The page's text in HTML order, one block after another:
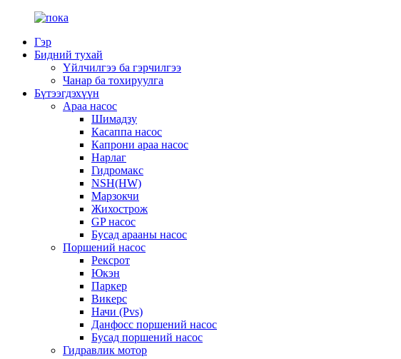
Гэр
Бидний тухай
Үйлчилгээ ба гэрчилгээ
Чанар ба тохируулга
Бүтээгдэхүүн
Араа насос
Шимадзу
Касаппа насос
Капрони араа насос
Нарлаг
Гидромакс
NSH(HW)
Марзокчи
Жихострож
GP насос
Бусад арааны насос
Поршений насос
Рексрот
Юкэн
Паркер
Викерс
Начи (Pvs)
Данфосс поршений насос
Бусад поршений насос
Гидравлик мотор